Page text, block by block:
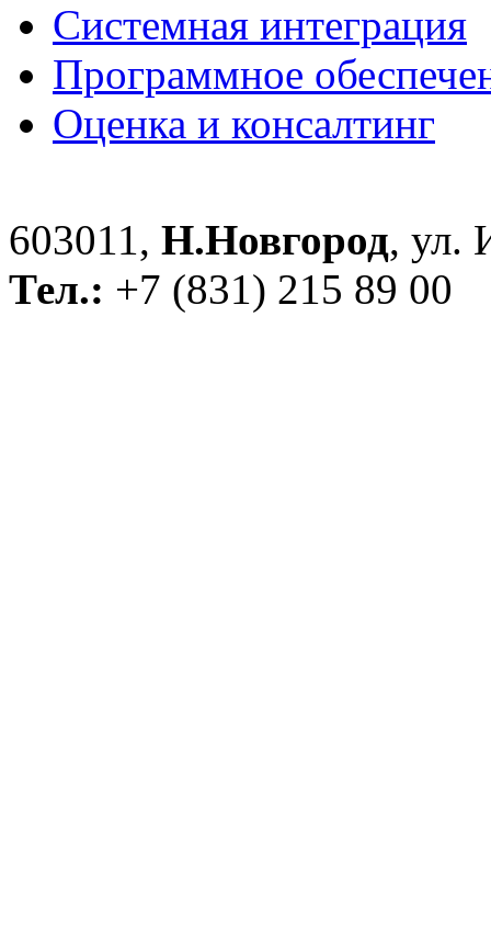
Системная интеграция
Программное
Оценка и консалтинг
603011, Н.Новгород, ул.
Тел.: +7 (831) 215 89 00